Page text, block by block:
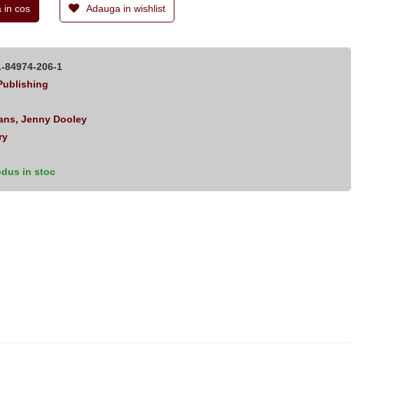
in cos Adauga in wishlist
84974-206-1
Jenny Dooley
in stoc